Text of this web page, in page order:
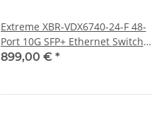
Extreme XBR-VDX6740-24-F 48-
Port 10G SFP+ Ethernet Switch
4x 40G QSFP+ 48 Mini GBICs
899,00 € *